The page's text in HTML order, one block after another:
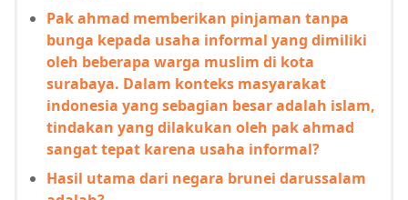
Pak ahmad memberikan pinjaman tanpa
bunga kepada usaha informal yang dimiliki
oleh beberapa warga muslim di kota
surabaya. Dalam konteks masyarakat
indonesia yang sebagian besar adalah islam,
tindakan yang dilakukan oleh pak ahmad
sangat tepat karena usaha informal?
Hasil utama dari negara brunei darussalam